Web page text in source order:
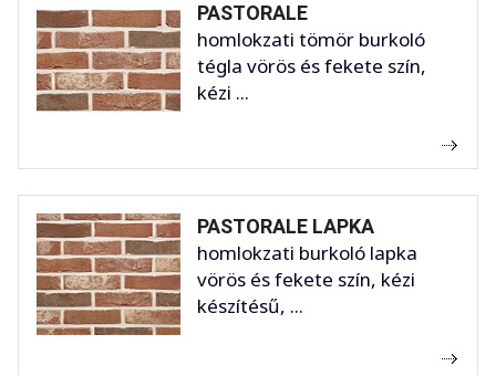
PASTORALE
homlokzati tömör burkoló
tégla vörös és fekete szín,
kézi ...
PASTORALE LAPKA
homlokzati burkoló lapka
vörös és fekete szín, kézi
készítésű, ...